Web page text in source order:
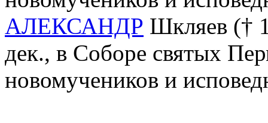
АЛЕКСАНДР Шкляев (†
дек., в Соборе святых
новомучеников и